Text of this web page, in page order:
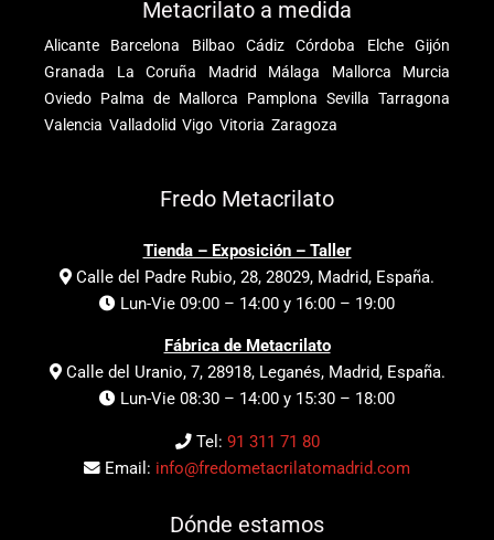
Metacrilato a medida
Alicante Barcelona Bilbao Cádiz Córdoba Elche
Gijón
Granada
La Coruña Madrid Málaga Mallorca
Murcia
Oviedo Palma de Mallorca Pamplona Sevilla Tarragona
Valencia Valladolid Vigo Vitoria Zaragoza
Fredo Metacrilato
Tienda – Exposición – Taller
Calle del Padre Rubio, 28, 28029, Madrid, España.
Lun-Vie 09:00 – 14:00 y 16:00 – 19:00
Fábrica de Metacrilato
Calle del Uranio, 7, 28918, Leganés, Madrid, España.
Lun-Vie 08:30 – 14:00 y 15:30 – 18:00
Tel: 91 311 71 80
Email: info@fredometacrilatomadrid.com
Dónde estamos